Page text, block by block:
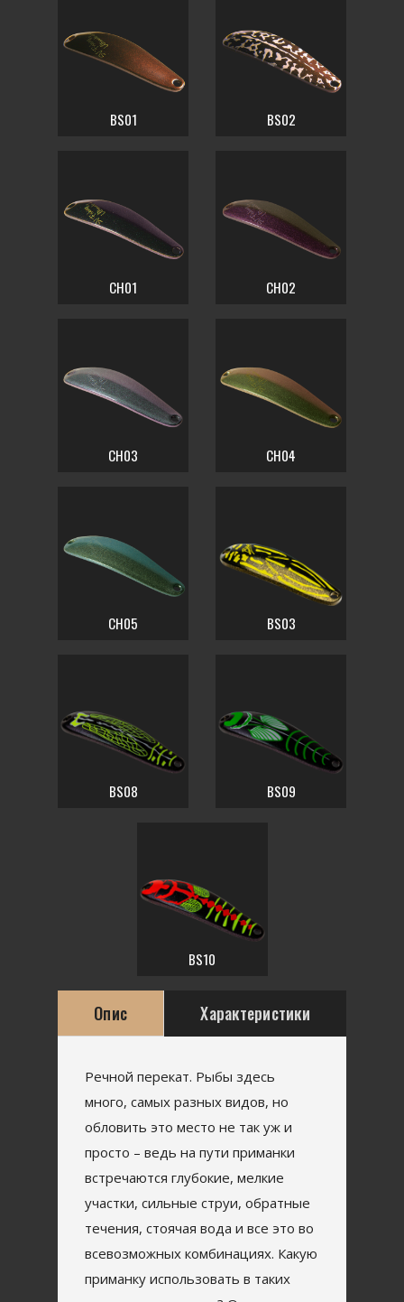
BS01 BS02
CH01 CH02
CH03 CH04
CH05 BS03
BS08 BS09
BS10
Опис Характеристики
Речной перекат. Рыбы здесь
много, самых разных видов, но
обловить это место не так уж и
просто – ведь на пути приманки
встречаются глубокие, мелкие
участки, сильные струи, обратные
течения, стоячая вода и все это во
всевозможных комбинациях. Какую
приманку использовать в таких